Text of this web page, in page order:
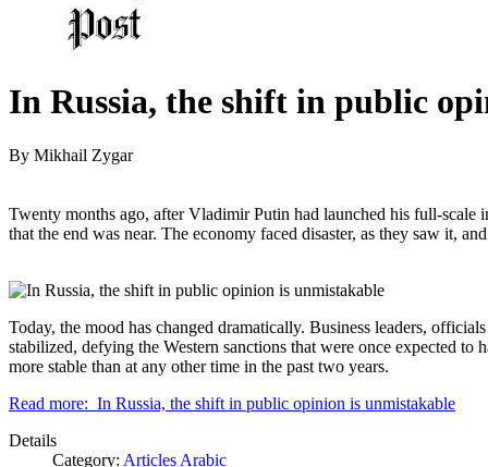
In Russia, the shift in public
By Mikhail Zygar
Twenty months ago, after Vladimir Putin had launched his full-
that the end was near. The economy faced disaster, as they saw it,
Today, the mood has changed dramatically. Business leaders,
stabilized, defying the Western sanctions that were once expected to
more stable than at any other time in the past two years.
Read more: In Russia, the shift in public opinion is unmistakable
Details
Category: Articles Arabic